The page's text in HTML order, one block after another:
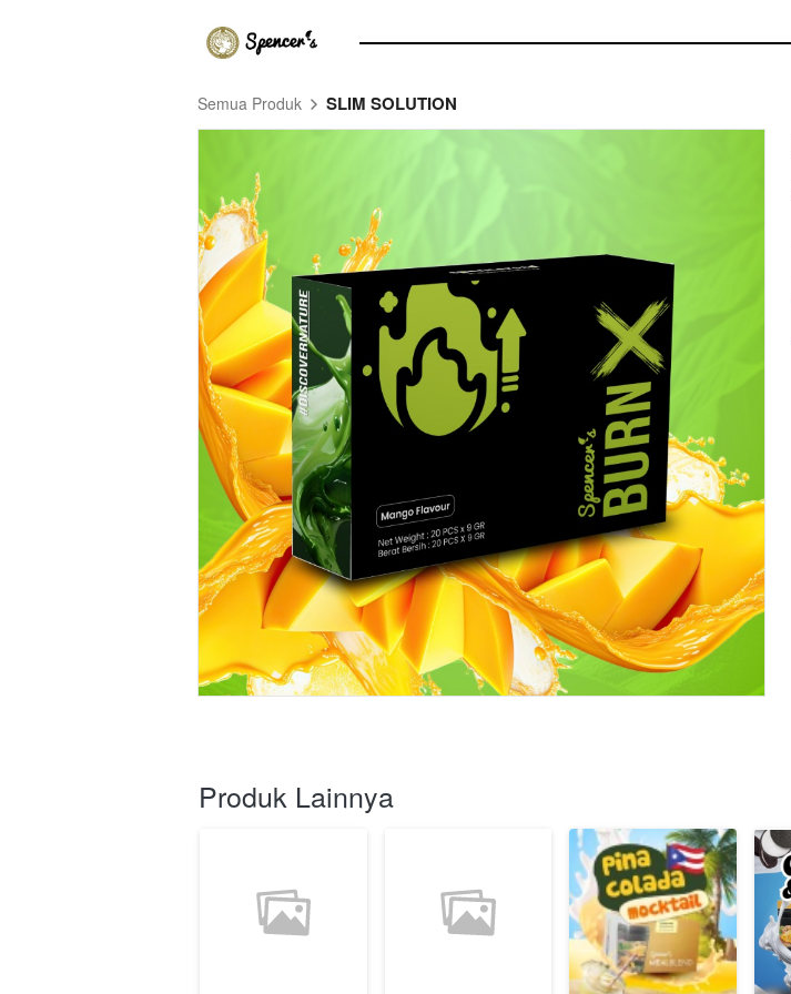
Semua Produk SLIM SOLUTION
Produk Lainnya